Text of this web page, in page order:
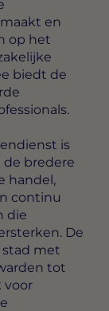
en
op het
biedt de
is
de bredere
handel,
continu
die
De
stad met
tot
voor